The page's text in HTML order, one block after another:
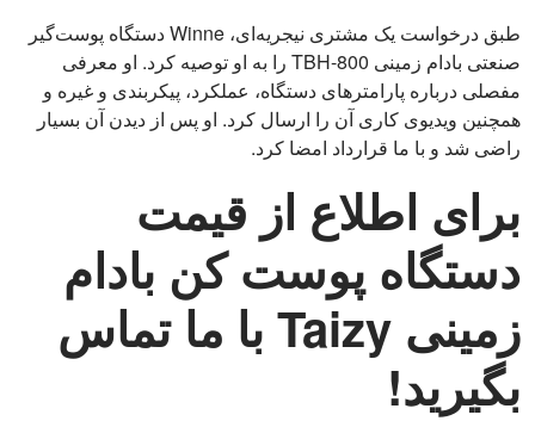
طبق درخواست یک مشتری نیجریه‌ای، Winne دستگاه پوست‌گیر
صنعتی بادام زمینی TBH-800 را به او توصیه کرد. او معرفی
مفصلی درباره پارامترهای دستگاه، عملکرد، پیکربندی و غیره و
همچنین ویدیوی کاری آن را ارسال کرد. او پس از دیدن آن بسیار
راضی شد و با ما قرارداد امضا کرد.
برای اطلاع از قیمت
دستگاه پوست کن بادام
زمینی Taizy با ما تماس
بگیرید!